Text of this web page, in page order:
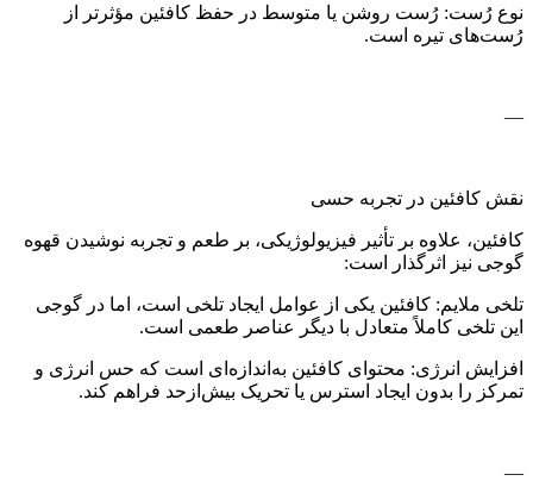
نوع رُست: رُست روشن یا متوسط در حفظ کافئین مؤثرتر از
رُست‌های تیره است.
—
نقش کافئین در تجربه حسی
کافئین، علاوه بر تأثیر فیزیولوژیکی، بر طعم و تجربه نوشیدن قهوه
گوجی نیز اثرگذار است:
تلخی ملایم: کافئین یکی از عوامل ایجاد تلخی است، اما در گوجی
این تلخی کاملاً متعادل با دیگر عناصر طعمی است.
افزایش انرژی: محتوای کافئین به‌اندازه‌ای است که حس انرژی و
تمرکز را بدون ایجاد استرس یا تحریک بیش‌ازحد فراهم کند.
—